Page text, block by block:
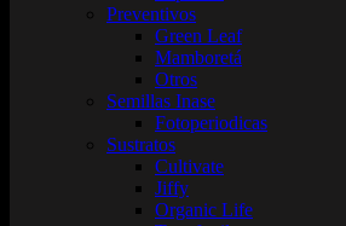
Preventivos
Green Leaf
Mamboretá
Otros
Semillas Inase
Fotoperiodicas
Sustratos
Cultivate
Jiffy
Organic Life